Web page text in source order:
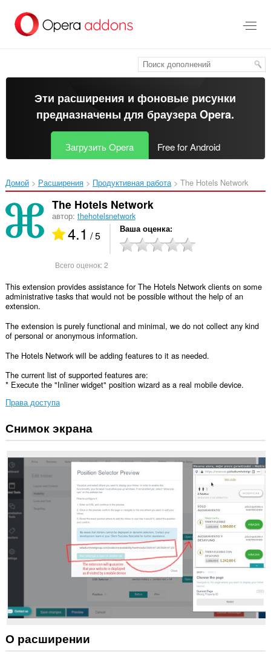
перейти
Эти расширения и фоновые рисунки
предназначены длябраузера Opera.
Загрузить Opera Free for Android
Домой Расширения Продуктивная работа The Hotels Network‎
The Hotels Network
автор: thehotelsnetwork
4.1 / 5 Ваша оценка
Всего оценок:2
This extension provides assistance for The Hotels Network clients on some
administrative tasks that would not be possible without the help of an
extension.
The extension is purely functional and minimal, we do not collect any kind
of personal or anonymous information.
The Hotels Network will be adding features to it as needed.
The current list of supported features are:
* Execute the "Inliner widget" position wizard as a real mobile device.
Права доступа
У
этого
есть
доступ
к
вашим
данным
на
всех
сайтах.
этого
расширения
данным
на
сайтах.
Снимок экрана
О расширении